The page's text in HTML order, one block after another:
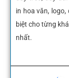
in hoa văn,
biệt cho từng
nhất.